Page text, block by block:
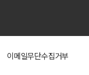
이메일무단수집거부